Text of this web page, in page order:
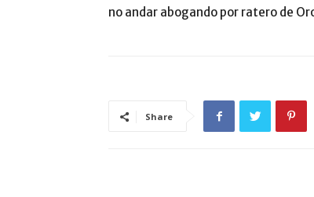
no andar abogando por ratero de
Share